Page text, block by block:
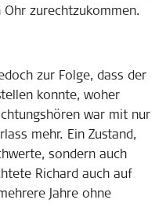
zurechtzukommen.
zur Folge, dass der
konnte, woher
war mit nur
mehr. Ein Zustand,
sondern auch
Richard auch auf
Jahre ohne